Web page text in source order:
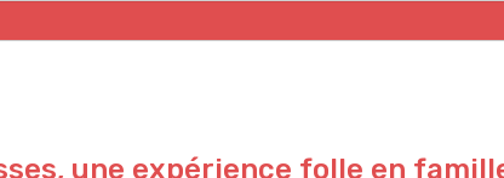
une expérience folle en